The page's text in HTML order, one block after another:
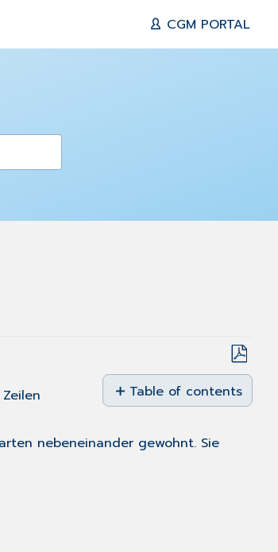
CGM PORTAL
Save
as
PDF
Table of contents
No
nebeneinander gewohnt. Sie